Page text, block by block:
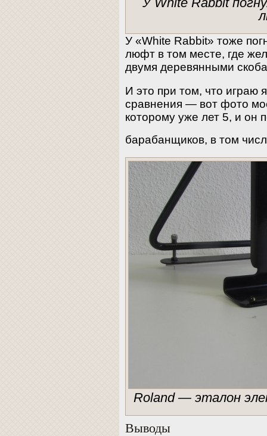
У «White Rabbit» тоже
люфт в том месте, где
двумя деревянными
И это при том, что играю
сравнения — вот фото
которому уже лет 5, и он
барабанщиков, в том
Roland — эталон
Выводы